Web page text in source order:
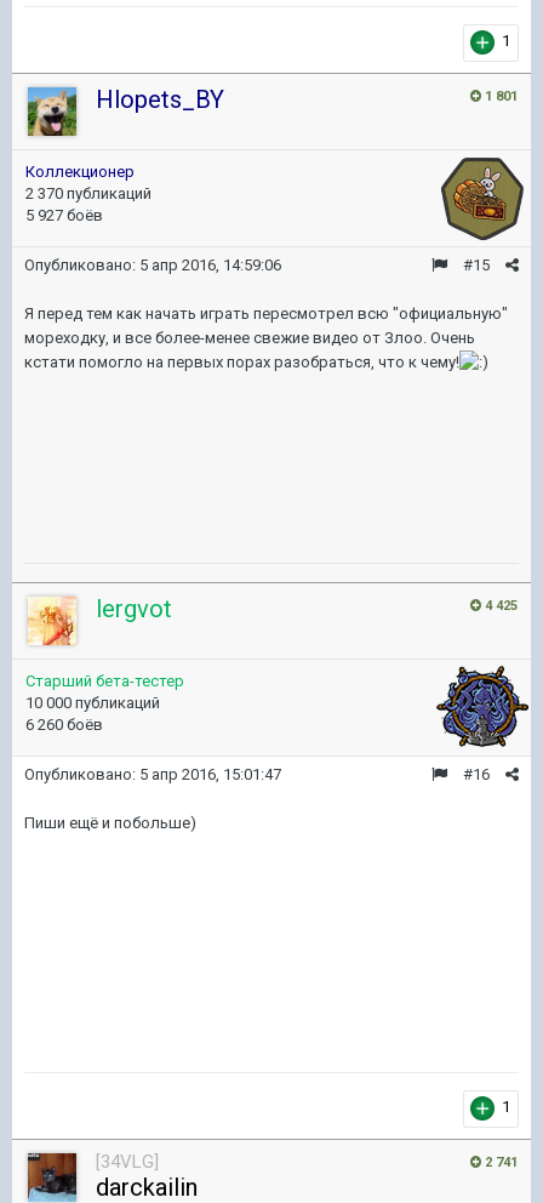
1
1 801
Hlopets_BY
Коллекционер
2 370 публикаций
5 927 боёв
#15
Опубликовано: 5 апр 2016, 14:59:06
Я перед тем как начать играть пересмотрел всю "официальную"
мореходку, и все более-менее свежие видео от Злоо. Очень
кстати помогло на первых порах разобраться, что к чему!
4 425
lergvot
Старший бета-тестер
10 000 публикаций
6 260 боёв
#16
Опубликовано: 5 апр 2016, 15:01:47
Пиши ещё и побольше)
1
2 741
[34VLG]
darckailin